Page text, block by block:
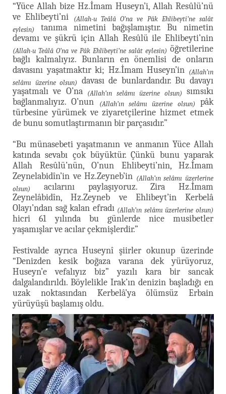
“Yüce Allah bize Hz.İmam Huseyn’i, Allah Resûlü’nü
ve Ehlibeyti’ni
(Allah-u Teâlâ O’na ve Pâk Ehlibeyti’ne salât
eylesin)
tanıma nimetini bağışlamıştır. Bu nimetin
devamı ve şükrü için Allah Resûlü ile Ehlibeyti’nin
(Allah-u Teâlâ O’na ve Pâk Ehlibeyti’ne salât eylesin) öğretilerine
bağlı kalmalıyız. Bunların en önemlisi de onların
davasını yaşatmaktır ki; Hz.İmam Huseyn’in (Allah’ın
selâmı üzerine olsun)
davası de bunlardandır. Bu davayı
yaşatmalı ve O’na
(Allah’ın selâmı üzerine olsun)
sımsıkı
bağlanmalıyız. O’nun
(Allah’ın selâmı üzerine olsun)
pâk
türbesine yürümek ve ziyaretçilerine hizmet etmek
de bunu somutlaştırmanın bir parçasıdır.”
“Bu münasebeti yaşatmanın ve anmanın Yüce Allah
katında sevabı çok büyüktür. Çünkü bunu yaparak
Allah Resûlü’nün, O’nun Ehlibeyti’nin, Hz.İmam
Zeynelabidîn’in ve Hz.Zeyneb’in (Allah’ın selâmı üzerlerine
olsun)
acılarını paylaşıyoruz. Zira Hz.İmam
Zeynelâbidîn, Hz.Zeyneb ve Ehlibeyt’in Kerbelâ
Olayı’ndan sağ kalan efradı (Allah’ın selâmı üzerlerine olsun)
hicri 61 yılında bu günlerde nice musibetler
yaşamışlar ve acılar çekmişlerdir.”
Festivalde ayrıca Huseynî şiirler okunup üzerinde
“Denizden kesik boğaza varana dek yürüyoruz,
Huseyn’e vefalıyız biz” yazılı kara bir sancak
dalgalandırıldı. Böylelikle Irak’ın denizin başladığı en
uzak noktasından Kerbelâ’ya ölümsüz Erbain
yürüyüşü başlamış oldu.